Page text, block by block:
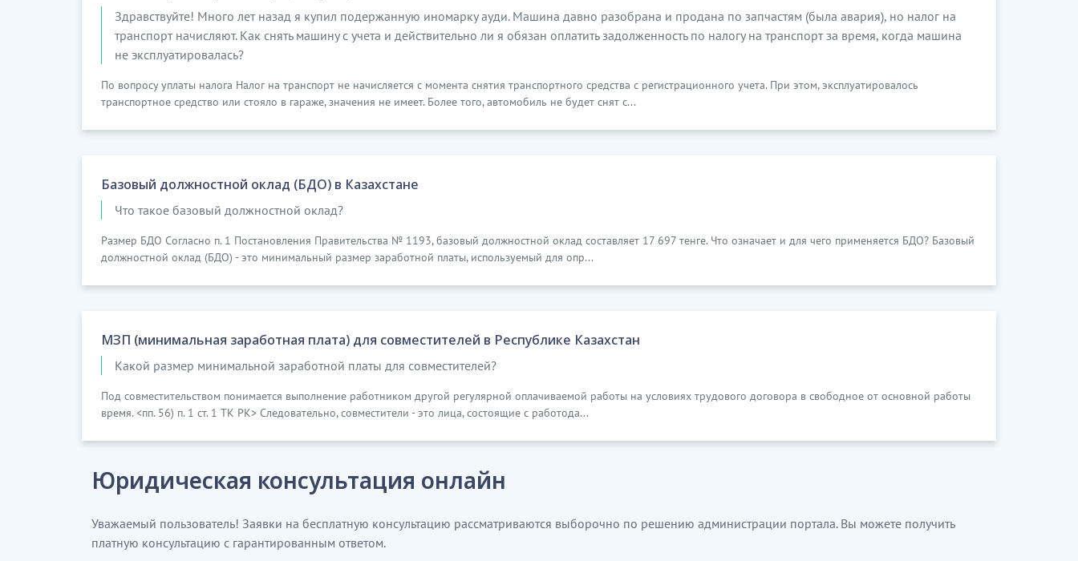
Здравствуйте! Много лет назад я купил подержанную иномарку ауди. Машина давно разобрана и продана по запчастям (была авария), но налог на
транспорт начисляют. Как снять машину с учета и действительно ли я обязан оплатить задолженность по налогу на транспорт за время, когда машина
не эксплуатировалась?
По вопросу уплаты налога Налог на транспорт не начисляется с момента снятия транспортного средства с регистрационного учета. При этом, эксплуатировалось
транспортное средство или стояло в гараже, значения не имеет. Более того, автомобиль не будет снят с...
Базовый должностной оклад (БДО) в Казахстане
Что такое базовый должностной оклад?
Размер БДО Согласно п. 1 Постановления Правительства № 1193, базовый должностной оклад составляет 17 697 тенге. Что означает и для чего применяется БДО? Базовый
должностной оклад (БДО) - это минимальный размер заработной платы, используемый для опр...
МЗП (минимальная заработная плата) для совместителей в Республике Казахстан
Какой размер минимальной заработной платы для совместителей?
Под совместительством понимается выполнение работником другой регулярной оплачиваемой работы на условиях трудового договора в свободное от основной работы
время. <пп. 56) п. 1 ст. 1 ТК РК> Следовательно, совместители - это лица, состоящие с работода...
Юридическая консультация онлайн
Уважаемый пользователь! Заявки на бесплатную консультацию рассматриваются выборочно по решению администрации портала. Вы можете получить
платную консультацию с гарантированным ответом.